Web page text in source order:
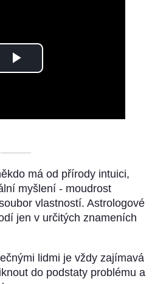
Play
––––––––––
má od přírody intuici,
myšlení - moudrost
vlastností. Astrologové
jen v určitých znameních
lidmi je vždy zajímavá
do podstaty problému a